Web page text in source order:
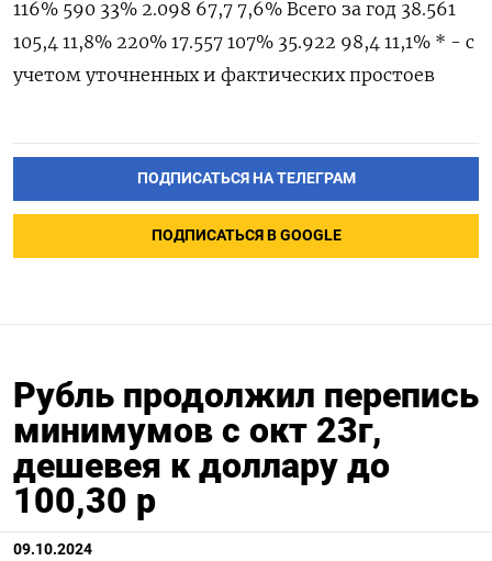
ПОДПИСАТЬСЯ НА ТЕЛЕГРАМ
ПОДПИСАТЬСЯ В GOOGLE
Рубль продолжил перепись
минимумов с окт 23г,
дешевея к доллару до
100,30 р
09.10.2024